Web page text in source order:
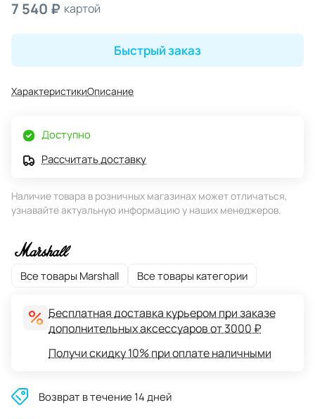
7 540 ₽ картой
Быстрый заказ
ХарактеристикиОписание
Доступно
Рассчитать доставку
Наличие товара в розничных магазинах может отличаться,
узнавайте актуальную информацию у наших менеджеров.
Все товары Marshall Все товары категории
Бесплатная доставка курьером при заказе
дополнительных аксессуаров от 3000 ₽
Получи скидку 10% при оплате наличными
Возврат в течение 14 дней